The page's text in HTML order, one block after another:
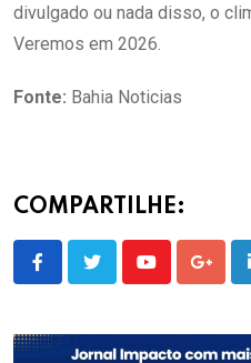
divulgado ou nada disso, o
Veremos em 2026.
Fonte: Bahia Noticias
COMPARTILHE:
Youtube